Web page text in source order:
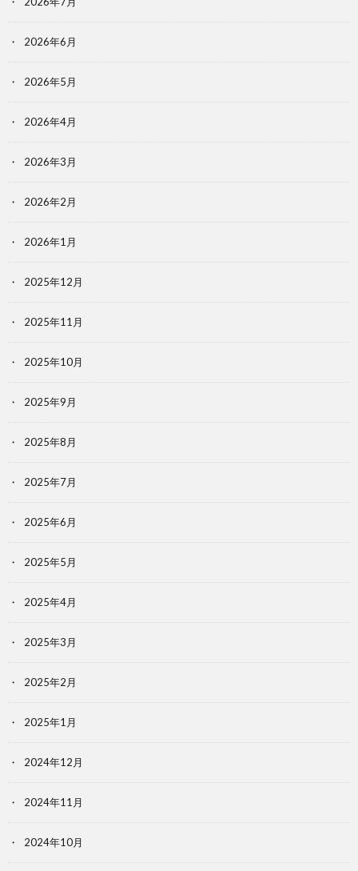
2026年6月
2026年5月
2026年4月
2026年3月
2026年2月
2026年1月
2025年12月
2025年11月
2025年10月
2025年9月
2025年8月
2025年7月
2025年6月
2025年5月
2025年4月
2025年3月
2025年2月
2025年1月
2024年12月
2024年11月
2024年10月